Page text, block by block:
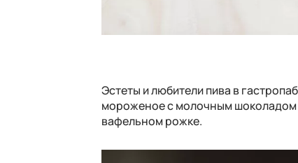
Эстеты и любители пива в
мороженое с молочным шоколадом
вафельном рожке.